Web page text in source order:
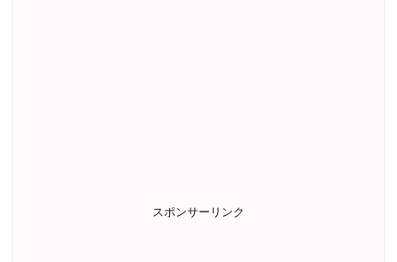
スポンサーリンク